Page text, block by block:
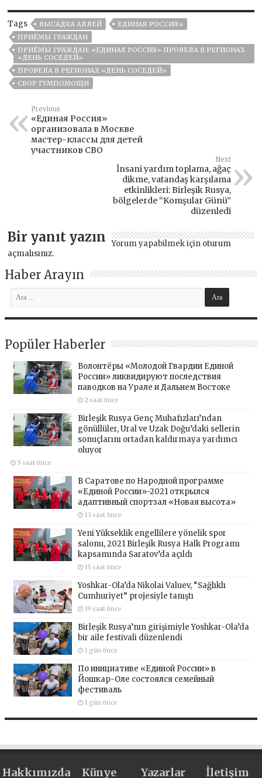
Tags ВЫСАДКА АЛЛЕЙ
ЕДИНАЯ РОССИЯ»
ПРИЁМЫ ГРАЖДАН
ПРИЁМЫ ГРАЖДАН: «ЕДИНАЯ РОССИЯ» ПРОВЕЛА В РЕГИОНАХ
«ДЕНЬ СОСЕДЕЙ»
ПРОВЕЛА В РЕГИОНАХ «ДЕНЬ СОСЕДЕЙ»
СБОР ГУМПОМОЩИ
Previous
«Единая Россия»
организовала в Москве
мастер-классы для детей
участников СВО
Next
İnsani yardım toplama, ağaç
dikme, vatandaş karşılama
etkinlikleri: Birleşik Rusya,
bölgelerde “Komşular Günü”
düzenledi
Bir yanıt yazın Yorum yapabilmek için oturum
açmalısınız.
Haber Arayın
Popüler Haberler
Волонтёры «Молодой Гвардии Единой
России» ликвидируют последствия
паводков на Урале и Дальнем Востоке
2 saat önce
Birleşik Rusya Genç Muhafızları’ndan
gönüllüler, Ural ve Uzak Doğu’daki sellerin
sonuçlarını ortadan kaldırmaya yardımcı
oluyor
5 saat önce
В Саратове по Народной программе
«Единой России»-2021 открылся
адаптивный спортзал «Новая высота»
13 saat önce
Yeni Yükseklik engellilere yönelik spor
salonu, 2021 Birleşik Rusya Halk Programı
kapsamında Saratov’da açıldı
15 saat önce
Yoshkar-Ola’da Nikolai Valuev, “Sağlıklı
Cumhuriyet” projesiyle tanıştı
19 saat önce
Birleşik Rusya’nın girişimiyle Yoshkar-Ola’da
bir aile festivali düzenlendi
1 gün önce
По инициативе «Единой России» в
Йошкар-Оле состоялся семейный
фестиваль
1 gün önce
Hakkımızda Künye Yazarlar İletişim